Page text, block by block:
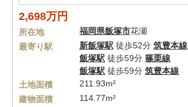
2,698万円
所在地 福岡県飯塚市花瀬
最寄り駅
新飯塚駅 徒歩52分 筑豊本線
飯塚駅 徒歩59分 篠栗線
飯塚駅 徒歩59分 筑豊本線
土地面積
211.93m²
建物面積
114.77m²